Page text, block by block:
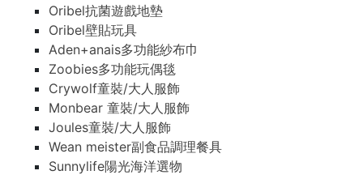
Oribel抗菌遊戲地墊
Oribel壁貼玩具
Aden+anais多功能紗布巾
Zoobies多功能玩偶毯
Crywolf童裝/大人服飾
Monbear 童裝/大人服飾
Joules童裝/大人服飾
Wean meister副食品調理餐具
Sunnylife陽光海洋選物